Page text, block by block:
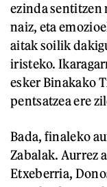
ezinda sentitzen
naiz, eta
aitak soilik
iristeko.
esker Binakako
pentsatzea ere
Bada, finaleko
Zabalak. Aurrez
Etxeberria,